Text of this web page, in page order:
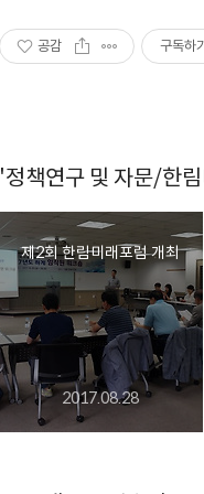
공감 구독하기
'정책연구 및 자문/한
제2회 한림미래포럼 개최
2017.08.28